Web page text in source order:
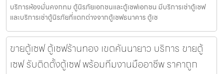
บริการห้องมั่นคงกทม ตู้นิรภัยเอกชนและตู้เซฟเอกชน มีบริการเช่าตู้เซฟ
และบริการเช่าตู้นิรภัยที่แตกต่างจากตู้เซฟธนาคาร ตู้เซ
ขายตู้เซฟ ตู้เซฟร้านทอง เขตคันนายาว บริการ ขายตู้
เซฟ รับติดตั้งตู้เซฟ พร้อมทีมงานมืออาชีพ ราคาถูก